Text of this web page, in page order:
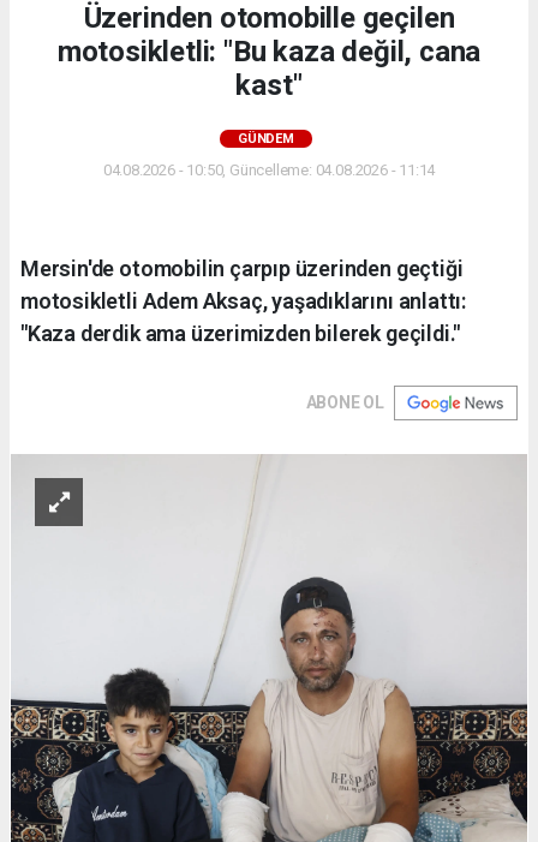
Üzerinden otomobille geçilen
motosikletli: "Bu kaza değil, cana
kast"
GÜNDEM
04.08.2026 - 10:50, Güncelleme: 04.08.2026 - 11:14
Mersin'de otomobilin çarpıp üzerinden geçtiği
motosikletli Adem Aksaç, yaşadıklarını anlattı:
"Kaza derdik ama üzerimizden bilerek geçildi."
ABONE OL